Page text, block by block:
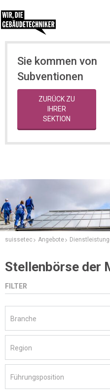
Sie kommen von
Subventionen
ZURÜCK ZU
IHRER
SEKTION
suissetec Angebote
Stellenbörse der
FILTER